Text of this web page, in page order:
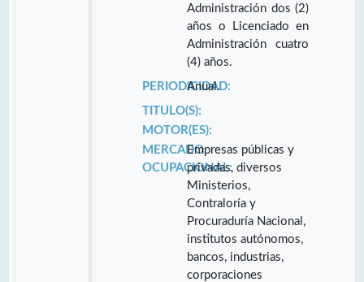
Administración dos (2)
años o Licenciado en
Administración cuatro
(4) años.
PERIODICIDAD:
Anual.
TITULO(S):
MOTOR(ES):
MERCADO
OCUPACIONAL:
Empresas públicas y
privadas, diversos
Ministerios,
Contraloría y
Procuraduría Nacional,
institutos autónomos,
bancos, industrias,
corporaciones